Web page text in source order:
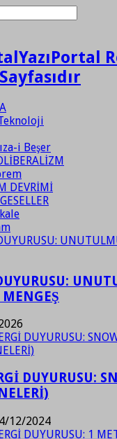
YazıPortal
i Beşer
DEVRİMİ
MENGEŞ
DUYURUSU:
12/2024